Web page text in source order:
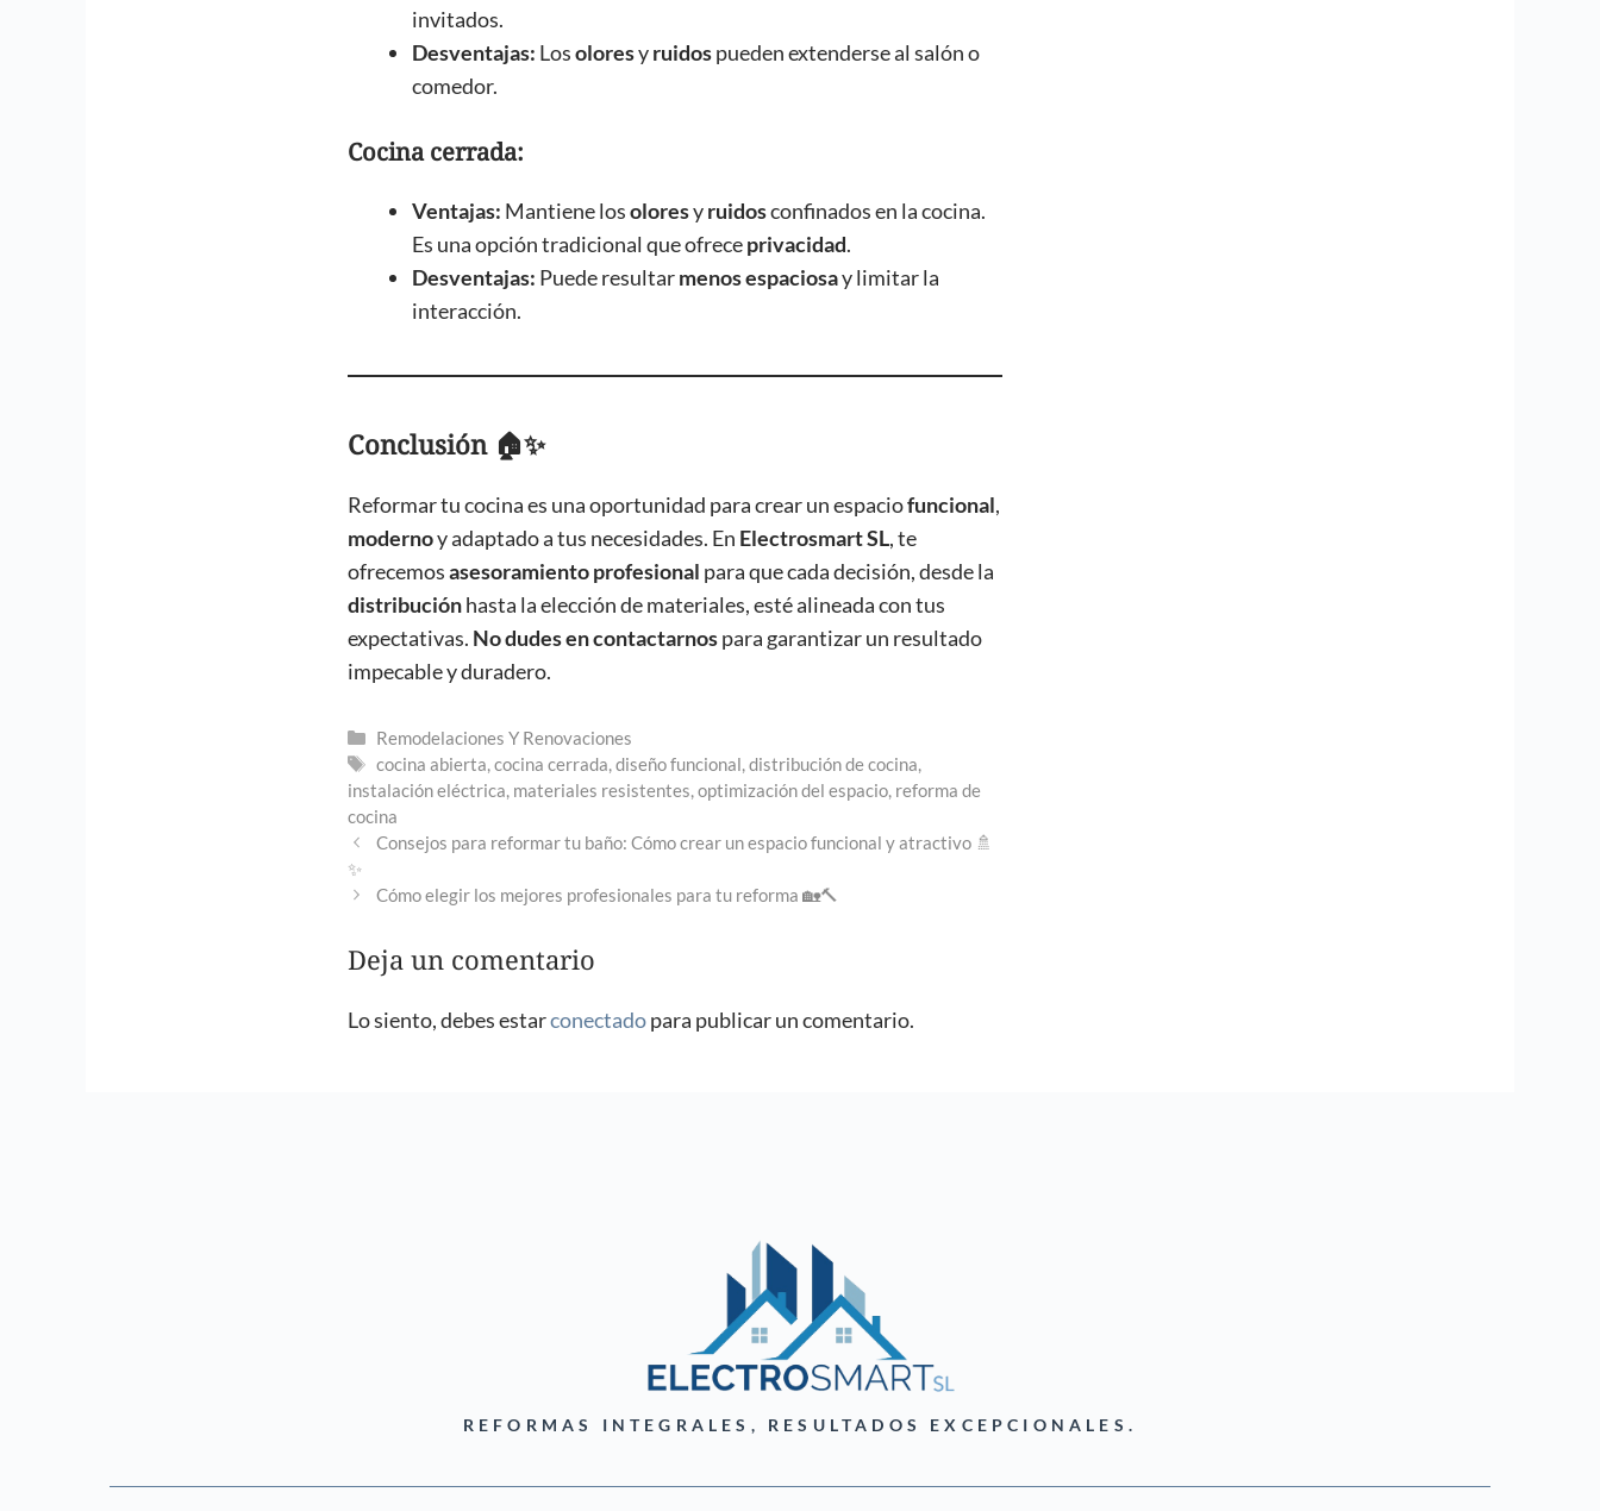
invitados.
Desventajas: Losoloresyruidospueden extenderse al salón o
comedor.
Cocina cerrada:
Ventajas: Mantiene losoloresyruidosconfinados en la cocina.
Es una opción tradicional que ofreceprivacidad.
Desventajas: Puede resultarmenos espaciosay limitar la
interacción.
Conclusión 🏠✨
Reformar tu cocina es una oportunidad para crear un espaciofuncional,
modernoy adaptado a tus necesidades. En Electrosmart SL, te
ofrecemosasesoramiento profesional para que cada decisión, desde la
distribuciónhasta la elección de materiales, esté alineada con tus
expectativas. No dudes en contactarnospara garantizar un resultado
impecable y duradero.
Categorías
Remodelaciones Y Renovaciones
Etiquetas
cocina abierta ,cocina cerrada ,diseño funcional ,distribución de cocina
instalación eléctrica materiales resistentes optimización del espacio reforma de
cocina
Consejos para reformar tu baño: Cómo crear un espacio funcional y atractivo 🚿
✨
Cómo elegir los mejores profesionales para tu reforma 🏡🔨
Deja un comentario
Lo siento, debes estarconectadopara publicar un comentario.
REFORMAS INTEGRALES, RESULTADOS EXCEPCIONALES.